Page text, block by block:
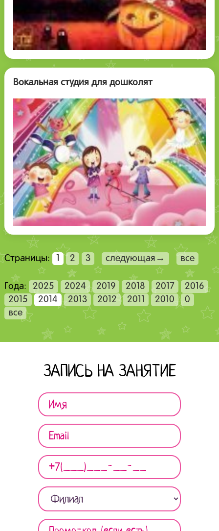
Вокальная студия для дошколят
Страницы: 1 2 3 следующая→ все
Года: 2025 2024 2019 2018 2017
2016
2015
2014 2013 2012 2011 2010
0
все
ЗАПИСЬ НА ЗАНЯТИЕ